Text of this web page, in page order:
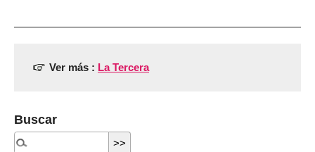
Ver más : La Tercera
Buscar